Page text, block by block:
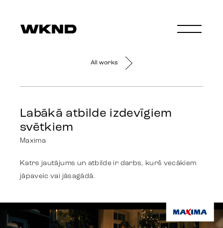
All works
Labākā atbilde izdevīgiem
svētkiem
Maxima
Katrs jautājums un atbilde ir darbs, kurš vecākiem
jāpaveic vai jāsagādā.